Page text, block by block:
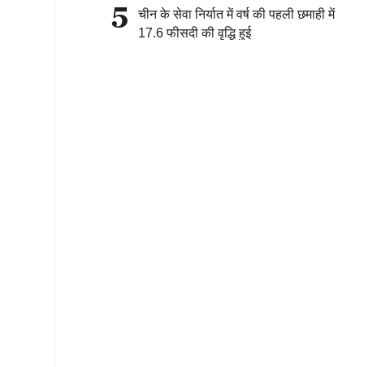
5
चीन के सेवा निर्यात में वर्ष की पहली छमाही में
17.6 फीसदी की वृद्धि हुई